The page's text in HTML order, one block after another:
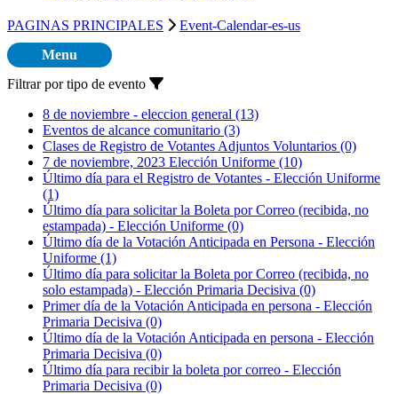
PAGINAS PRINCIPALES
Event-Calendar-es-us
Menu
Filtrar por tipo de evento
8 de noviembre - eleccion general (13)
Eventos de alcance comunitario (3)
Clases de Registro de Votantes Adjuntos Voluntarios (0)
7 de noviembre, 2023 Elección Uniforme (10)
Último día para el Registro de Votantes - Elección Uniforme
(1)
Último día para solicitar la Boleta por Correo (recibida, no
estampada) - Elección Uniforme (0)
Último día de la Votación Anticipada en Persona - Elección
Uniforme (1)
Último día para solicitar la Boleta por Correo (recibida, no
solo estampada) - Elección Primaria Decisiva (0)
Primer día de la Votación Anticipada en persona - Elección
Primaria Decisiva (0)
Último día de la Votación Anticipada en persona - Elección
Primaria Decisiva (0)
Último día para recibir la boleta por correo - Elección
Primaria Decisiva (0)